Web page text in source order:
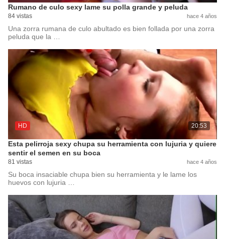
Rumano de culo sexy lame su polla grande y peluda
84 vistas hace 4 años
Una zorra rumana de culo abultado es bien follada por una zorra
peluda que la …
HD 20:53
Esta pelirroja sexy chupa su herramienta con lujuria y quiere
sentir el semen en su boca
81 vistas hace 4 años
Su boca insaciable chupa bien su herramienta y le lame los
huevos con lujuria …